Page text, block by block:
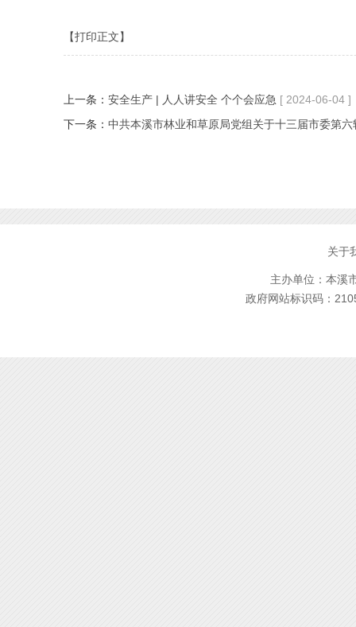
【打印正文】
上一条： 安全生产 | 人人讲安全 个个会应急 [ 2024-06-04 ]
下一条： 中共本溪市林业和草原局党组关于十三届市委第
关于
主办单位：本溪
政府网站标识码：